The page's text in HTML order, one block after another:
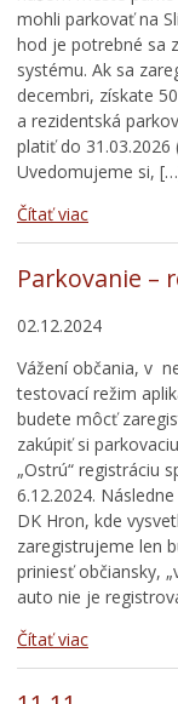
mohli parkovať na
hod je potrebné sa
systému. Ak sa
decembri, získate
a rezidentská
platiť do 31.03.2026
Uvedomujeme si,
Čítať viac
Parkovanie –
02.12.2024
Vážení občania, v
testovací režim
budete môcť
zakúpiť si
„Ostrú“ registráciu
6.12.2024.
DK Hron, kde
zaregistrujeme len
priniesť občiansky,
auto nie je
Čítať viac